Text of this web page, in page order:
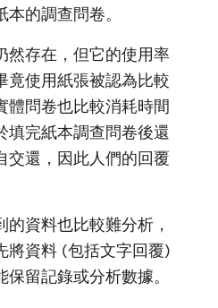
的調查問卷。
然存在，但它的使用率
竟使用紙張被認為比較
體問卷也比較消耗時間
填完紙本調查問卷後還
交還，因此人們的回覆
資料也比較難分析，
將資料 (包括文字回覆)
留記錄或分析數據。